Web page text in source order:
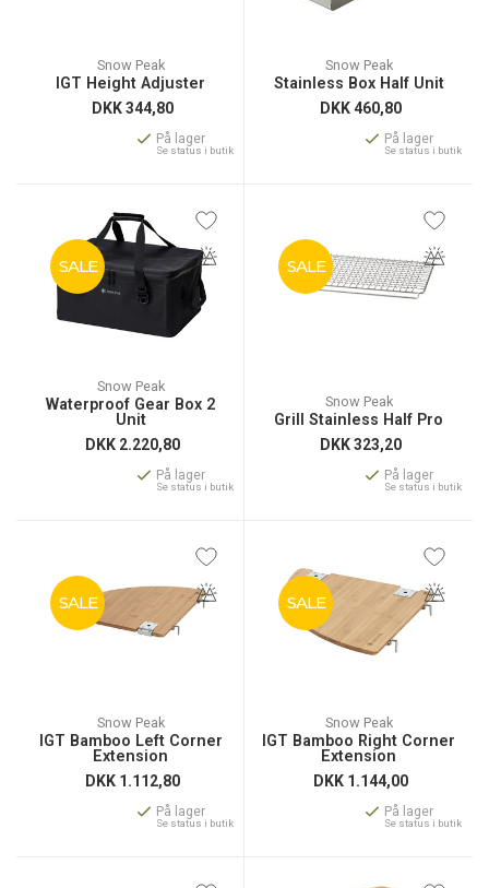
Snow Peak
IGT Height Adjuster
DKK344,80
På lager
Se status i butik
Snow Peak
Stainless Box Half Unit
DKK460,80
På lager
Se status i butik
SALE
Snow Peak
Waterproof Gear Box 2
Unit
DKK 2.220,80
På lager
Se status i butik
SALE
Snow Peak
Grill Stainless Half Pro
DKK323,20
På lager
Se status i butik
SALE
Snow Peak
IGT Bamboo Left Corner
Extension
DKK 1.112,80
På lager
Se status i butik
SALE
Snow Peak
IGT Bamboo Right Corner
Extension
DKK 1.144,00
På lager
Se status i butik